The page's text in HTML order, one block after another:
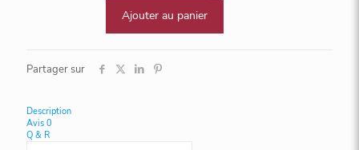
russe
Douchka,
Cristal
Ajouter au panier
Partager sur
Description
Avis 0
Q & R